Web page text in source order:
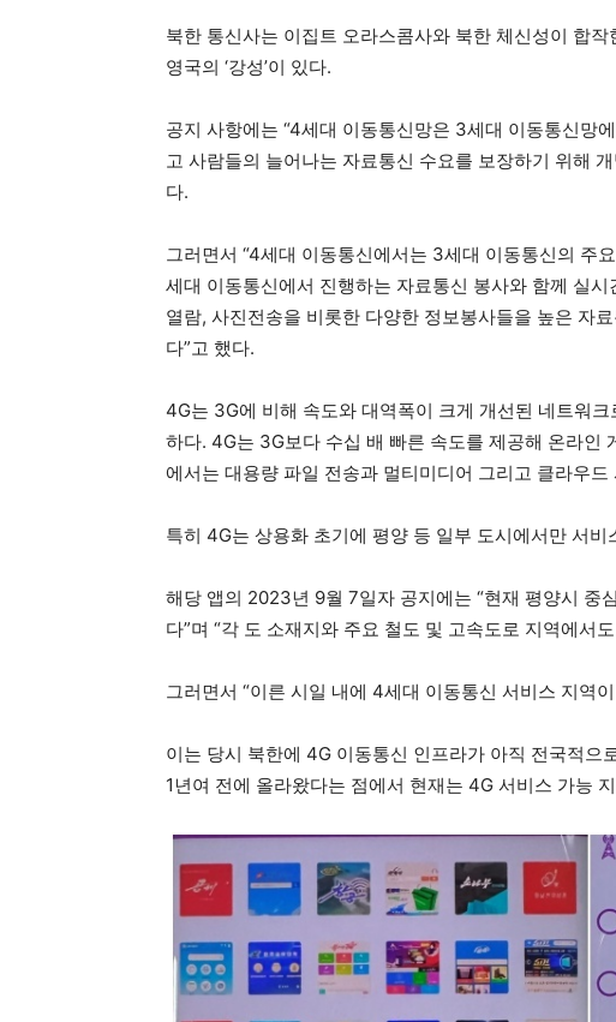
북한 통신사는 이집트 오라스콤사와 북한 체신성이 합작
영국의 ‘강성’이 있다.
공지 사항에는 “4세대 이동통신망은 3세대 이동통신망
고 사람들의 늘어나는 자료통신 수요를 보장하기 위해
다.
그러면서 “4세대 이동통신에서는 3세대 이동통신의 주
세대 이동통신에서 진행하는 자료통신 봉사와 함께 실
열람, 사진전송을 비롯한 다양한 정보봉사들을 높은 자
다”고 했다.
4G는 3G에 비해 속도와 대역폭이 크게 개선된 네트워
하다. 4G는 3G보다 수십 배 빠른 속도를 제공해 온라인
에서는 대용량 파일 전송과 멀티미디어 그리고 클라우드
특히 4G는 상용화 초기에 평양 등 일부 도시에서만 서
해당 앱의 2023년 9월 7일자 공지에는 “현재 평양시 중
다”며 “각 도 소재지와 주요 철도 및 고속도로 지역에서
그러면서 “이른 시일 내에 4세대 이동통신 서비스 지역
이는 당시 북한에 4G 이동통신 인프라가 아직 전국적으
1년여 전에 올라왔다는 점에서 현재는 4G 서비스 가능